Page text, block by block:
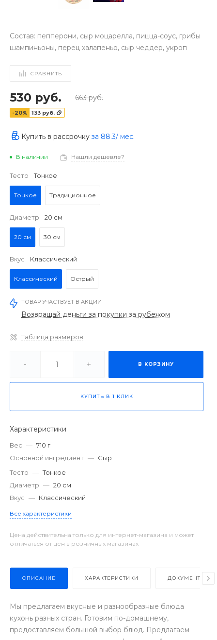
Состав: пепперони, сыр моцарелла, пицца-соус, грибы
шампиньоны, перец халапеньо, сыр чеддер, укроп
СРАВНИТЬ
530 руб. 663 руб.
-20% 133 руб.
Купить в рассрочку за 88.3/ мес.
В наличии Нашли дешевле?
Тесто Тонкое
Тонкое Традиционное
Диаметр 20 см
20 см 30 см
Вкус Классический
Классический Острый
ТОВАР УЧАСТВУЕТ В АКЦИИ
Возвращай деньги за покупки за рубежом
Таблица размеров
- + В КОРЗИНУ
КУПИТЬ В 1 КЛИК
Характеристики
Вес — 710 г
Основной ингредиент — Сыр
Тесто — Тонкое
Диаметр — 20 см
Вкус — Классический
Все характеристики
Цена действительна только для интернет-магазина и может
отличаться от цен в розничных магазинах
ОПИСАНИЕ ХАРАКТЕРИСТИКИ ДОКУМЕНТЫ
Мы предлагаем вкусные и разнообразные блюда
кухонь разных стран. Готовим по-домашнему,
предоставляем большой выбор блюд. Предлагаем